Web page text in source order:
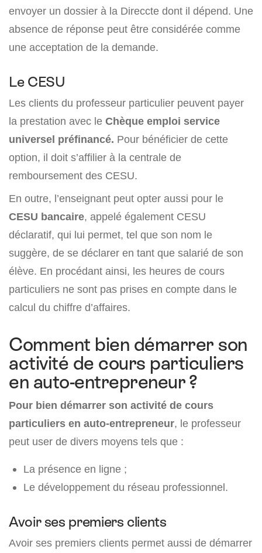
envoyer un dossier à la Direccte dont il dépend. Une
absence de réponse peut être considérée comme
une acceptation de la demande.
Le CESU
Les clients du professeur particulier peuvent payer
la prestation avec le Chèque emploi service
universel préfinancé. Pour bénéficier de cette
option, il doit s’affilier à la centrale de
remboursement des CESU.
En outre, l’enseignant peut opter aussi pour le
CESU bancaire, appelé également CESU
déclaratif, qui lui permet, tel que son nom le
suggère, de se déclarer en tant que salarié de son
élève. En procédant ainsi, les heures de cours
particuliers ne sont pas prises en compte dans le
calcul du chiffre d’affaires.
Comment bien démarrer son
activité de cours particuliers
en auto-entrepreneur ?
Pour bien démarrer son activité de cours
particuliers en auto-entrepreneur, le professeur
peut user de divers moyens tels que :
La présence en ligne ;
Le développement du réseau professionnel.
Avoir ses premiers clients
Avoir ses premiers clients permet aussi de démarrer